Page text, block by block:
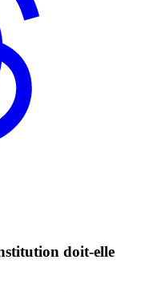
doit-elle